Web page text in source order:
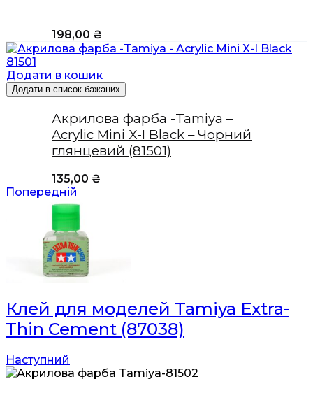
198,00 ₴
Додати в кошик
Додати в список бажаних
Акрилова фарба -Tamiya –
Acrylic Mini X-I Black – Чорний
глянцевий (81501)
135,00 ₴
Попередній
Клей для моделей Tamiya Extra-
Thin Cement (87038)
Наступний